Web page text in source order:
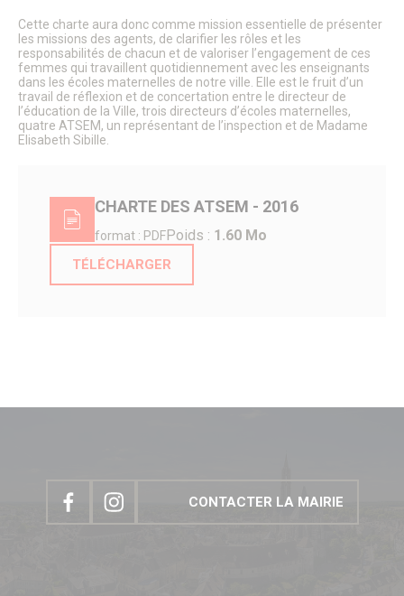
Le Sentier des Faubourgs de Senlis
Le cinéma
Pass’ famille
Association de loisirs
Vie associative
Associations
Procédure de demande de subvention
Communication des associations
Organisation de manifestations
Location de salles
Salles de prestige
Salles polyvalentes
Modalités de location
Association des Commercants de Senlis
Les marchés alimentaires
Cette charte aura donc comme mission essentielle de présenter
les missions des agents, de clarifier les rôles et les
responsabilités de chacun et de valoriser l’engagement de ces
femmes qui travaillent quotidiennement avec les enseignants
dans les écoles maternelles de notre ville. Elle est le fruit d’un
travail de réflexion et de concertation entre le directeur de
l’éducation de la Ville, trois directeurs d’écoles maternelles,
quatre ATSEM, un représentant de l’inspection et de Madame
Elisabeth Sibille.
CHARTE DES ATSEM - 2016
format : PDFPoids : 1.60 Mo
TÉLÉCHARGER
CONTACTER LA MAIRIE